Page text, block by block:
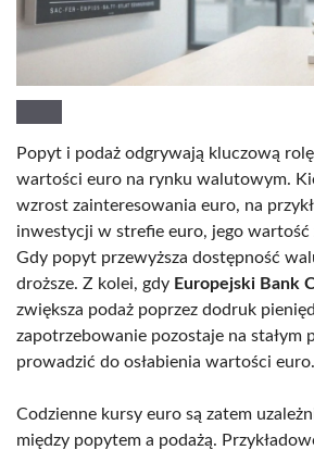
Popyt i podaż odgrywają kluczową
wartości euro na rynku walutowym.
wzrost zainteresowania euro, na
inwestycji w strefie euro, jego wartość
Gdy popyt przewyższa dostępność
droższe. Z kolei, gdy Europejski Bank
zwiększa podaż poprzez dodruk
zapotrzebowanie pozostaje na stałym
prowadzić do osłabienia wartości euro.
Codzienne kursy euro są zatem
między popytem a podażą.